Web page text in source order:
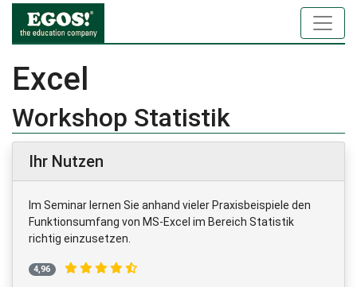
Excel
Workshop Statistik
Ihr Nutzen
Im Seminar lernen Sie anhand vieler Praxisbeispiele den
Funktionsumfang von MS-Excel im Bereich Statistik
richtig einzusetzen.
4,96